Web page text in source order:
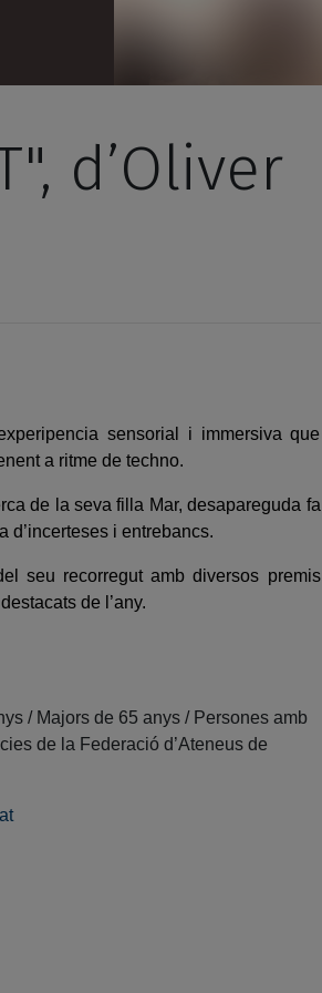
d’Oliver
sensorial i immersiva que
a ritme de techno.
de la seva filla Mar, desapareguda fa
d’incerteses i entrebancs.
seu recorregut amb diversos premis
de l’any.
/ Majors de 65 anys / Persones amb
de la Federació d’Ateneus de